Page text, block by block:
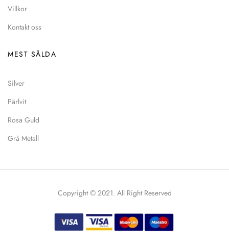
Villkor
Kontakt oss
MEST SÅLDA
Silver
Pärlvit
Rosa Guld
Grå Metall
Copyright © 2021. All Right Reserved